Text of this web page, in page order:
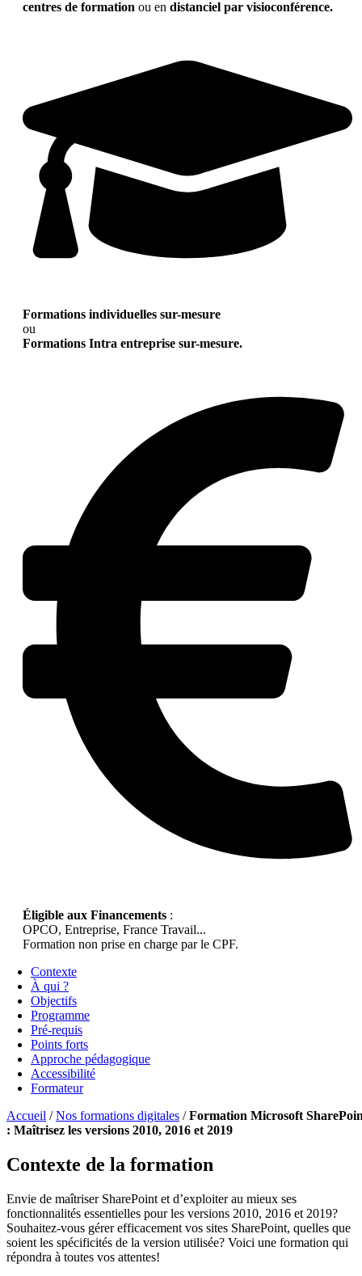
centres de formation ou en distanciel par visioconférence.
Formations individuelles sur-mesure
ou
Formations Intra entreprise sur-mesure.
Éligible aux Financements :
OPCO, Entreprise, France Travail...
Formation non prise en charge par le CPF.
Contexte
À qui ?
Objectifs
Programme
Pré-requis
Points forts
Approche pédagogique
Accessibilité
Formateur
Accueil /Nos formations digitales /Formation Microsoft
: Maîtrisez les versions 2010, 2016 et 2019
Contexte de la formation
Envie de maîtriser SharePoint et d’exploiter au mieux ses
fonctionnalités essentielles pour les versions 2010, 2016 et 2019?
Souhaitez-vous gérer efficacement vos sites SharePoint, quelles que
soient les spécificités de la version utilisée? Voici une formation qui
répondra à toutes vos attentes!